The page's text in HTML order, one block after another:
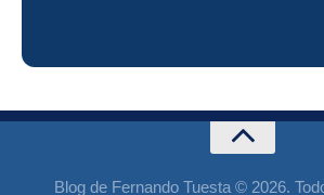
Blog de Fernando Tuesta © 2026.